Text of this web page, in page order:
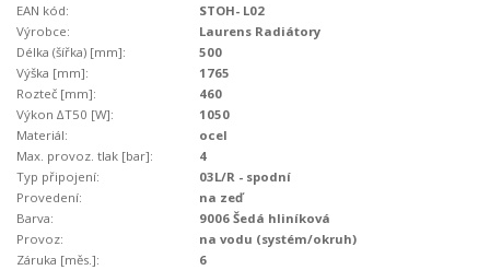
EAN kód:
STOH- L02
Výrobce:
Laurens Radiátory
Délka (šířka) [mm]:
500
Výška [mm]:
1765
Rozteč [mm]:
460
Výkon ∆T50 [W]:
1050
Materiál:
ocel
Max. provoz. tlak [bar]:
4
Typ připojení:
03L/R - spodní
Provedení:
na zeď
Barva:
9006 Šedá hliníková
Provoz:
na vodu (systém/okruh)
Záruka [měs.]:
6